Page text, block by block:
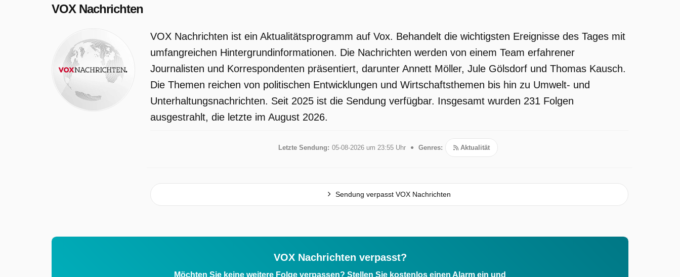
VOX Nachrichten
VOX Nachrichten ist ein Aktualitätsprogramm auf Vox. Behandelt die wichtigsten Ereignisse des Tages mit
umfangreichen Hintergrundinformationen. Die Nachrichten werden von einem Team erfahrener
Journalisten und Korrespondenten präsentiert, darunter Annett Möller, Jule Gölsdorf und Thomas Kausch.
Die Themen reichen von politischen Entwicklungen und Wirtschaftsthemen bis hin zu Umwelt- und
Unterhaltungsnachrichten. Seit 2025 ist die Sendung verfügbar. Insgesamt wurden 231 Folgen
ausgestrahlt, die letzte im August 2026.
Letzte Sendung: 05-08-2026 um 23:55 Uhr Genres: Aktualität
Sendung verpasst VOX Nachrichten
VOX Nachrichten verpasst?
Möchten Sie keine weitere Folge verpassen? Stellen Sie kostenlos einen Alarm ein und